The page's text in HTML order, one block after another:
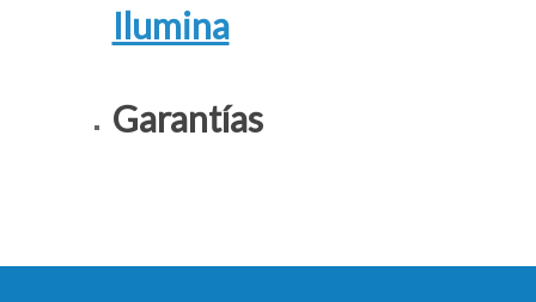
Ilumina
Garantías